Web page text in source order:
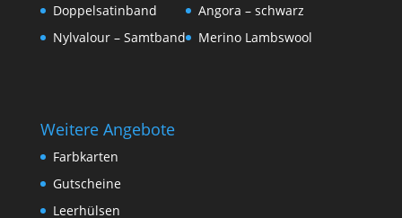
Doppelsatinband
Nylvalour – Samtband
Angora – schwarz
Merino Lambswool
Weitere Angebote
Farbkarten
Gutscheine
Leerhülsen